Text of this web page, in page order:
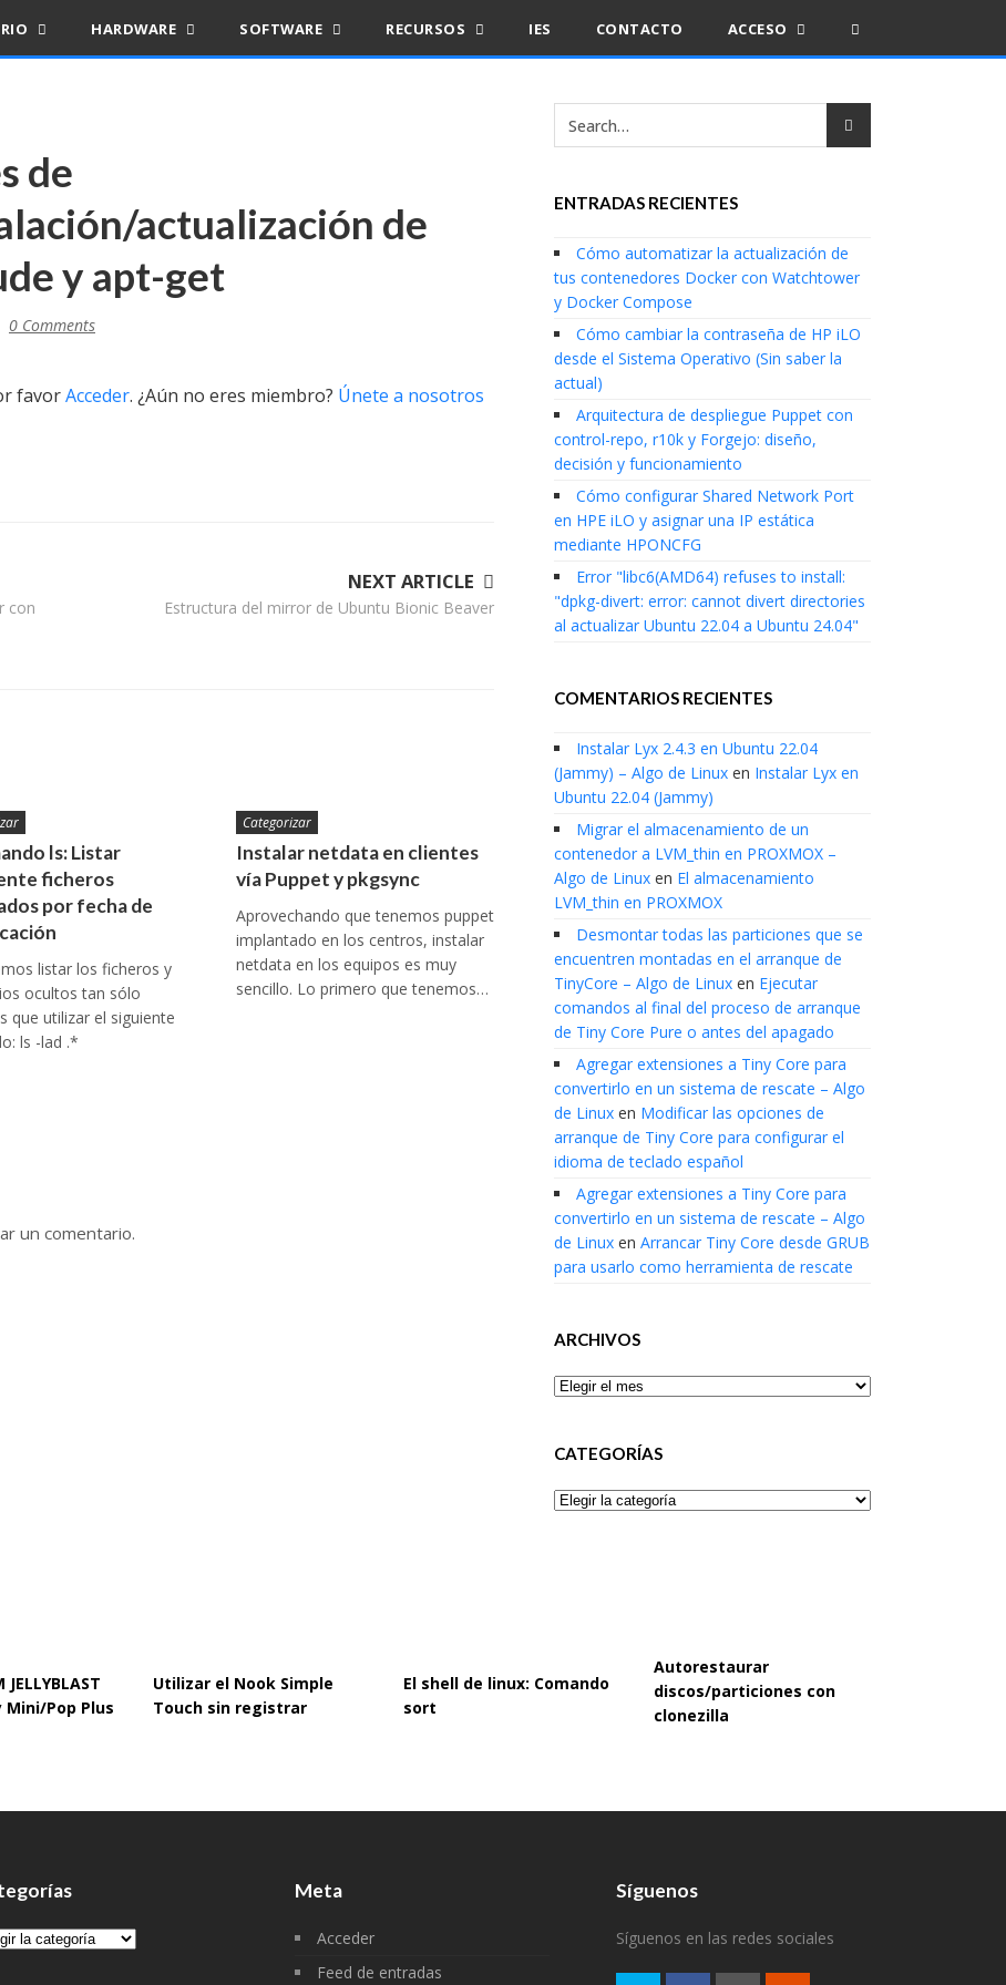
HARDWARE SOFTWARE RECURSOS IES CONTACTO ACCESO
de
actualización de
y apt-get
0 Comments
favorAcceder. ¿Aún no eres miembro? Únete a nosotros
NEXT ARTICLE
Estructura del mirror de Ubuntu Bionic Beaver
con
ls: Listar
ficheros
por fecha de
listar los ficheros y
ocultos tan sólo
que utilizar el siguiente
ls -lad .*
Categorizar
Instalar netdata en clientes
vía Puppet y pkgsync
Aprovechando que tenemos puppet
implantado en los centros, instalar
netdata en los equipos es muy
sencillo. Lo primero que tenemos…
un comentario.
ENTRADAS RECIENTES
Cómo automatizar la actualización de
tus contenedores Docker con Watchtower
y Docker Compose
Cómo cambiar la contraseña de HP iLO
desde el Sistema Operativo (Sin saber la
actual)
Arquitectura de despliegue Puppet con
control-repo, r10k y Forgejo: diseño,
decisión y funcionamiento
Cómo configurar Shared Network Port
en HPE iLO y asignar una IP estática
mediante HPONCFG
Error "libc6(AMD64) refuses to install:
"dpkg-divert: error: cannot divert directories
al actualizar Ubuntu 22.04 a Ubuntu 24.04"
COMENTARIOS RECIENTES
Instalar Lyx 2.4.3 en Ubuntu 22.04
(Jammy) – Algo de Linux en Instalar Lyx en
Ubuntu 22.04 (Jammy)
Migrar el almacenamiento de un
contenedor a LVM_thin en PROXMOX –
Algo de Linux en El almacenamiento
LVM_thin en PROXMOX
Desmontar todas las particiones que se
encuentren montadas en el arranque de
TinyCore – Algo de Linux en Ejecutar
comandos al final del proceso de arranque
de Tiny Core Pure o antes del apagado
Agregar extensiones a Tiny Core para
convertirlo en un sistema de rescate – Algo
de Linux en Modificar las opciones de
arranque de Tiny Core para configurar el
idioma de teclado español
Agregar extensiones a Tiny Core para
convertirlo en un sistema de rescate – Algo
de Linux en Arrancar Tiny Core desde GRUB
para usarlo como herramienta de rescate
ARCHIVOS
Archivos
CATEGORÍAS
Categorías
Mini/Pop Plus
Utilizar el Nook Simple
Touch sin registrar
El shell de linux: Comando
sort
Autorestaurar
discos/particiones con
clonezilla
Meta
Acceder
Feed de entradas
Síguenos
Síguenos en las redes sociales